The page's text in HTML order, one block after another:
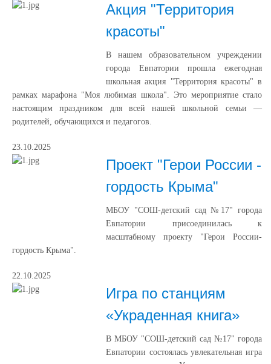
Акция "Территория
красоты"
В нашем образовательном учреждении
города Евпатории прошла ежегодная
школьная акция "Территория красоты" в
рамках марафона "Моя любимая школа". Это мероприятие стало
настоящим праздником для всей нашей школьной семьи —
родителей, обучающихся и педагогов.
23.10.2025
Проект "Герои России -
гордость Крыма"
МБОУ "СОШ-детский сад №17" города
Евпатории присоединилась к
масштабному проекту "Герои России-
гордость Крыма".
22.10.2025
Игра по станциям
«Украденная книга»
В МБОУ "СОШ-детский сад №17" города
Евпатории состоялась увлекательная игра